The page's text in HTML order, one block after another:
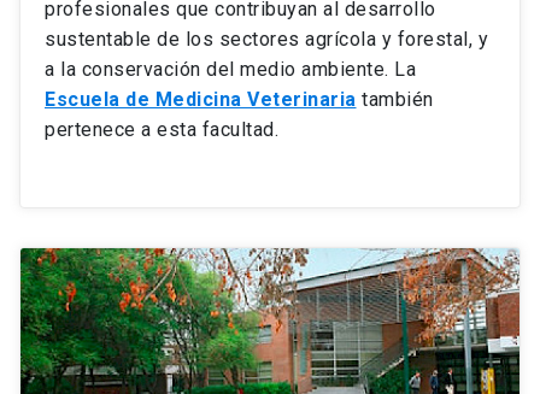
profesionales que contribuyan al desarrollo
sustentable de los sectores agrícola y forestal, y
a la conservación del medio ambiente. La
Escuela de Medicina Veterinaria también
pertenece a esta facultad.